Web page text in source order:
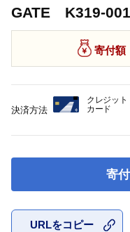
GATE K319-001
寄付額
寄
URLをコピー
決済方法
クレジット
カード